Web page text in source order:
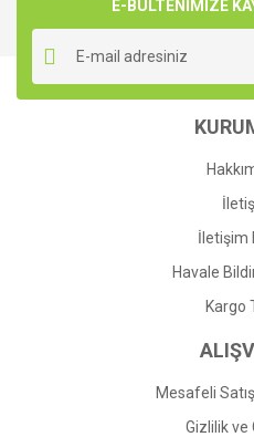
Ürün resmi kalitesiz, bozuk
Ürün açıklamasında eksik
Ürün bilgilerinde hatalar
Ürün fiyatı diğer sitelerden
E-BÜLTENİMİZE
İletişim
Havale
Kargo
Mesafeli
Gizlilik ve